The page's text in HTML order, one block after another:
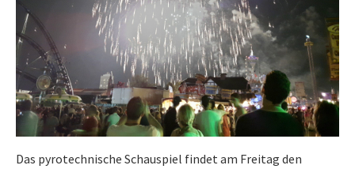
Das pyrotechnische Schauspiel findet am Freitag den